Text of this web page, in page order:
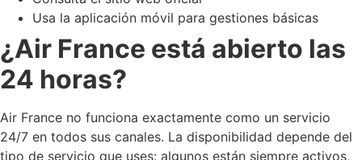
Usa la aplicación móvil para gestiones básicas
¿Air France está abierto las
24 horas?
Air France no funciona exactamente como un servicio
24/7 en todos sus canales. La disponibilidad depende del
tipo de servicio que uses: algunos están siempre activos,